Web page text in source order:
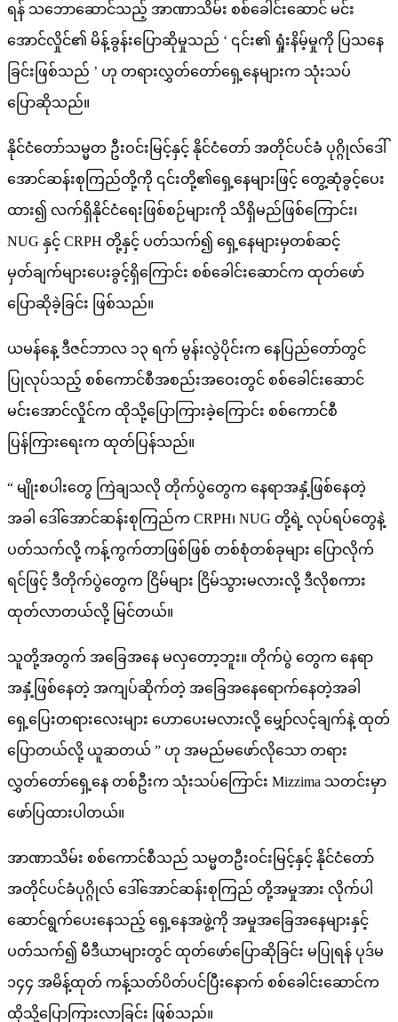
ရန် သဘောဆောင်သည့် အာဏာသိမ်း စစ်ခေါင်းဆောင် မင်း
အောင်လှိုင်၏ မိန့်ခွန်းပြောဆိုမှုသည် ‘ ၎င်း၏ ရှုံးနိမ့်မှုကို ပြသနေ
ခြင်းဖြစ်သည် ’ ဟု တရားလွှတ်တော်ရှေ့နေများက သုံးသပ်
ပြောဆိုသည်။
နိုင်ငံတော်သမ္မတ ဦးဝင်းမြင့်နှင့် နိုင်ငံတော် အတိုင်ပင်ခံ ပုဂ္ဂိုလ်ဒေါ်
အောင်ဆန်းစုကြည်တို့ကို ၎င်းတို့၏ရှေ့နေများဖြင့် တွေ့ဆုံခွင့်ပေး
ထား၍ လက်ရှိနိုင်ငံရေးဖြစ်စဉ်များကို သိရှိမည်ဖြစ်ကြောင်း၊
NUG နှင့် CRPH တို့နှင့် ပတ်သက်၍ ရှေ့နေများမှတစ်ဆင့်
မှတ်ချက်များပေးခွင့်ရှိကြောင်း စစ်ခေါင်းဆောင်က ထုတ်ဖော်
ပြောဆိုခဲ့ခြင်း ဖြစ်သည်။
ယမန်နေ့ ဒီဇင်ဘာလ ၁၃ ရက် မွန်းလွဲပိုင်းက နေပြည်တော်တွင်
ပြုလုပ်သည့် စစ်ကောင်စီအစည်းအဝေးတွင် စစ်ခေါင်းဆောင်
မင်းအောင်လှိုင်က ထိုသို့ပြောကြားခဲ့ကြောင်း စစ်ကောင်စီ
ပြန်ကြားရေးက ထုတ်ပြန်သည်။
“ မျိုးစပါးတွေ ကြဲချသလို တိုက်ပွဲတွေက နေရာအနှံ့ဖြစ်နေတဲ့
အခါ ဒေါ်အောင်ဆန်းစုကြည်က CRPH၊ NUG တို့ရဲ့ လုပ်ရပ်တွေနဲ့
ပတ်သက်လို့ ကန့်ကွက်တာဖြစ်ဖြစ် တစ်စုံတစ်ခုများ ပြောလိုက်
ရင်ဖြင့် ဒီတိုက်ပွဲတွေက ငြိမ်များ ငြိမ်သွားမလားလို့ ဒီလိုစကား
ထုတ်လာတယ်လို့ မြင်တယ်။
သူတို့အတွက် အခြေအနေ မလှတော့ဘူး။ တိုက်ပွဲ တွေက နေရာ
အနှံ့ဖြစ်နေတဲ့ အကျပ်ဆိုက်တဲ့ အခြေအနေရောက်နေတဲ့အခါ
ရှေ့ပြေးတရားလေးများ ဟောပေးမလားလို့ မျှော်လင့်ချက်နဲ့ ထုတ်
ပြောတယ်လို့ ယူဆတယ် ” ဟု အမည်မဖော်လိုသော တရား
လွှတ်တော်ရှေ့နေ တစ်ဦးက သုံးသပ်ကြောင်း Mizzima သတင်းမှာ
ဖော်ပြထားပါတယ်။
အာဏာသိမ်း စစ်ကောင်စီသည် သမ္မတဦးဝင်းမြင့်နှင့် နိုင်ငံတော်
အတိုင်ပင်ခံပုဂ္ဂိုလ် ဒေါ်အောင်ဆန်းစုကြည် တို့အမှုအား လိုက်ပါ
ဆောင်ရွက်ပေးနေသည့် ရှေ့နေအဖွဲ့ကို အမှုအခြေအနေများနှင့်
ပတ်သက်၍ မီဒီယာများတွင် ထုတ်ဖော်ပြောဆိုခြင်း မပြုရန် ပုဒ်မ
၁၄၄ အမိန့်ထုတ် ကန့်သတ်ပိတ်ပင်ပြီးနောက် စစ်ခေါင်းဆောင်က
ထိုသို့ပြောကြားလာခြင်း ဖြစ်သည်။